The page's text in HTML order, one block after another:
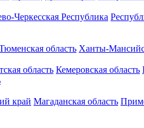
Черкесская Республика
область Ханты-
область Кемеровская область
край Магаданская область